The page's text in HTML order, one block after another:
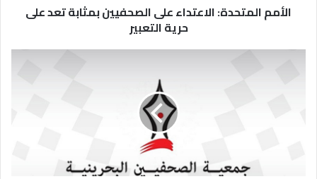
الأمم المتحدة: الاعتداء على الصحفيين بمثابة تعد على
حرية التعبير